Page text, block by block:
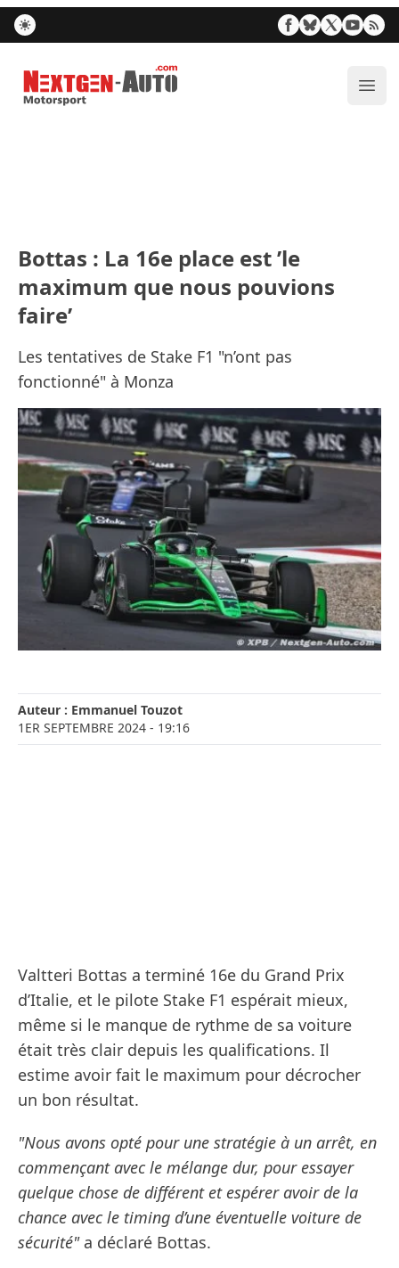
Nextgen-Auto.com
Bottas : La 16e place est ’le
maximum que nous pouvions
faire’
Les tentatives de Stake F1 "n’ont pas
fonctionné" à Monza
Auteur : Emmanuel Touzot
1ER SEPTEMBRE 2024 - 19:16
Valtteri Bottas a terminé 16e du Grand Prix
d’Italie, et le pilote Stake F1 espérait mieux,
même si le manque de rythme de sa voiture
était très clair depuis les qualifications. Il
estime avoir fait le maximum pour décrocher
un bon résultat.
"Nous avons opté pour une stratégie à un arrêt, en
commençant avec le mélange dur, pour essayer
quelque chose de différent et espérer avoir de la
chance avec le timing d’une éventuelle voiture de
sécurité" a déclaré Bottas.